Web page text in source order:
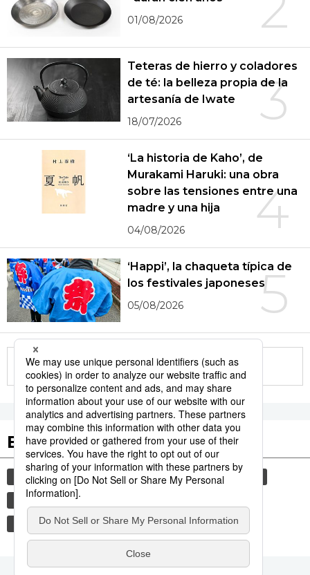
01/08/2026
3
Teteras de hierro y coladores
de té: la belleza propia de la
artesanía de Iwate
18/07/2026
4
‘La historia de Kaho’, de
Murakami Haruki: una obra
sobre las tensiones entre una
madre y una hija
04/08/2026
5
‘Happi’, la chaqueta típica de
los festivales japoneses
05/08/2026
More in this series
Etiquetas destacadas
cultura sociedad gastronomía
comida
economía
política